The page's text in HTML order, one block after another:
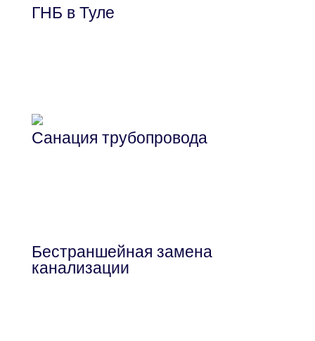
ГНБ в Туле
Санация трубопровода
Бестраншейная замена
канализации